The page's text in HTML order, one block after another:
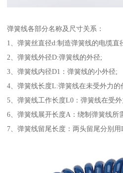
弹簧线各部分名称及尺寸关系：
1、弹簧丝直径d:制造弹簧线的电缆直
2、弹簧线外径D:弹簧线的外径;
3、弹簧线内径D1：弹簧线的小外径;
4、弹簧线长度L:弹簧线在未受外力的
5、弹簧线工作长度L0：弹簧线在受
6、弹簧线展开长度A：绕制弹簧线所
7、弹簧线留尾长度：两头留尾分别用